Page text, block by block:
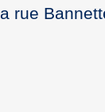
rue